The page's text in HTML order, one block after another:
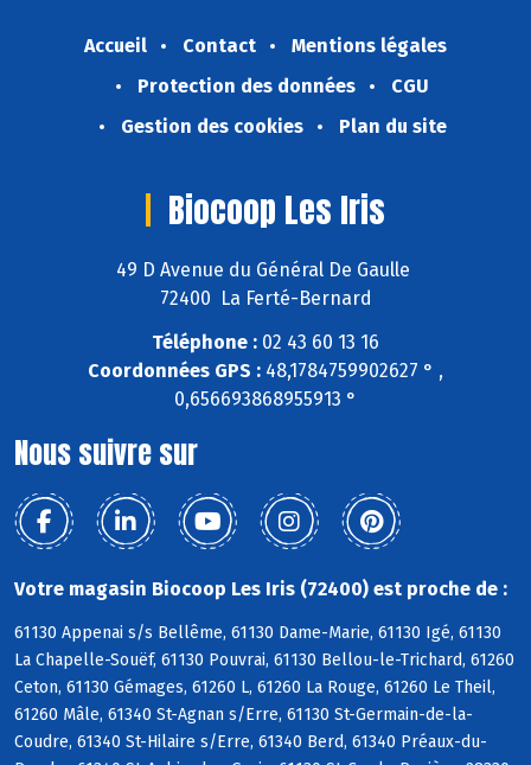
Accueil Contact
Mentions légales
Protection des données
CGU
Gestion des cookies
Plan du site
Biocoop Les Iris
49 D Avenue du Général De Gaulle
72400 La Ferté-Bernard
Téléphone : 02 43 60 13 16
Coordonnées GPS : 48,1784759902627 ° ,
0,656693868955913 °
Nous suivre sur
Votre magasin Biocoop Les Iris (72400) est proche de :
61130 Appenai s/s Bellême, 61130 Dame-Marie, 61130 Igé, 61130
La Chapelle-Souëf, 61130 Pouvrai, 61130 Bellou-le-Trichard, 61260
Ceton, 61130 Gémages, 61260 L, 61260 La Rouge, 61260 Le Theil,
61260 Mâle, 61340 St-Agnan s/Erre, 61130 St-Germain-de-la-
Coudre, 61340 St-Hilaire s/Erre, 61340 Berd, 61340 Préaux-du-